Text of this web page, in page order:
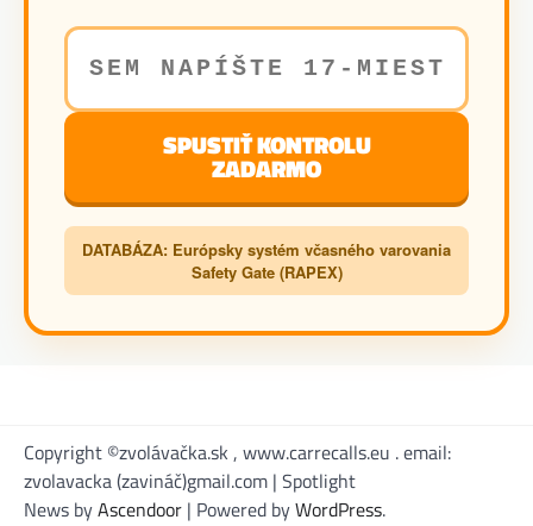
SPUSTIŤ KONTROLU
ZADARMO
DATABÁZA: Európsky systém včasného varovania
Safety Gate (RAPEX)
Copyright ©zvolávačka.sk , www.carrecalls.eu . email:
zvolavacka (zavináč)gmail.com | Spotlight
News byAscendoor | Powered byWordPress.